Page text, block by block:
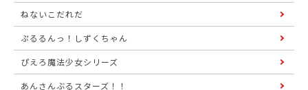
ねないこだれだ
ぷるるんっ！しずくちゃん
ぴえろ魔法少女シリーズ
あんさんぶるスターズ！！